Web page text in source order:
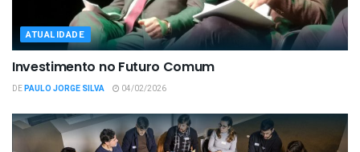
ATUALIDADE
Investimento no Futuro Comum
DEPAULO JORGE SILVA 04/02/2026